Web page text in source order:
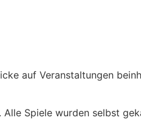
auf Veranstaltungen
Spiele wurden selbst